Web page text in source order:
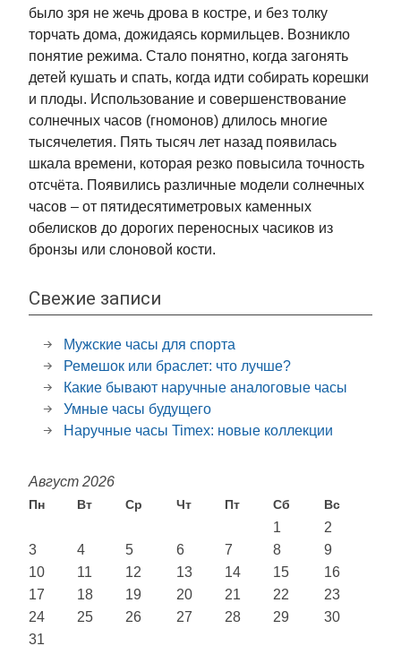
было зря не жечь дрова в костре, и без толку
торчать дома, дожидаясь кормильцев. Возникло
понятие режима. Стало понятно, когда загонять
детей кушать и спать, когда идти собирать корешки
и плоды. Использование и совершенствование
солнечных часов (гномонов) длилось многие
тысячелетия. Пять тысяч лет назад появилась
шкала времени, которая резко повысила точность
отсчёта. Появились различные модели солнечных
часов – от пятидесятиметровых каменных
обелисков до дорогих переносных часиков из
бронзы или слоновой кости.
Свежие записи
Мужские часы для спорта
Ремешок или браслет: что лучше?
Какие бывают наручные аналоговые часы
Умные часы будущего
Наручные часы Timex: новые коллекции
Август 2026
Пн Вт Ср Чт Пт Сб Вс
1
2
3
4 5 6 7 8
9
10
11 12 13 14 15
16
17
18 19 20 21 22
23
24
25 26 27 28 29
30
31